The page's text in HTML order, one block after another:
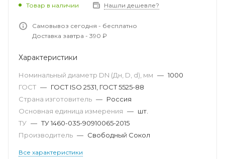
Товар в наличии Нашли дешевле?
Самовывоз сегодня - бесплатно
Доставка завтра - 390 ₽
Характеристики
Номинальный диаметр DN (Дн, D, d), мм — 1000
ГОСТ — ГОСТ ISO 2531, ГОСТ 5525-88
Страна изготовитель — Россия
Основная единица измерения — шт.
ТУ — ТУ 1460-035-90910065-2015
Производитель — Свободный Сокол
Все характеристики